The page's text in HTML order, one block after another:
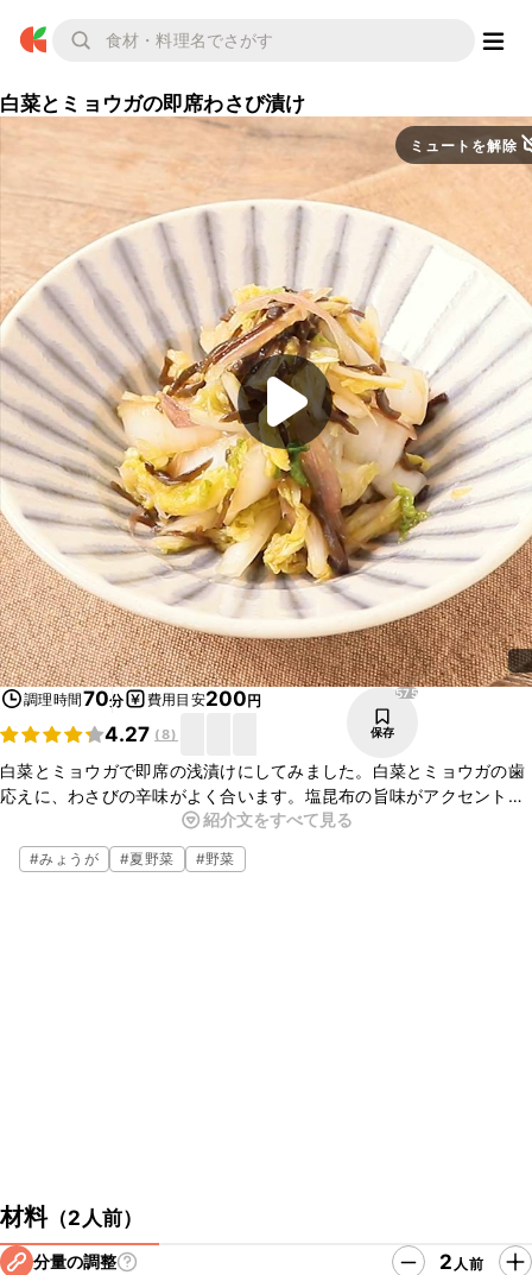
白菜とミョウガの即席わさび漬け
ミュートを解除
調理時間70分 費用目安200円
4.27 (8)
575
保存
白菜とミョウガで即席の浅漬けにしてみました。白菜とミョウガの歯
応えに、わさびの辛味がよく合います。塩昆布の旨味がアクセントに
なります。お酒のおつまみとしても、箸休めの一品としても便利で
す。ぜひお試しくださいね。
紹介文をすべて見る
#みょうが #夏野菜 #野菜
材料（2人前）
分量の調整 2 人前